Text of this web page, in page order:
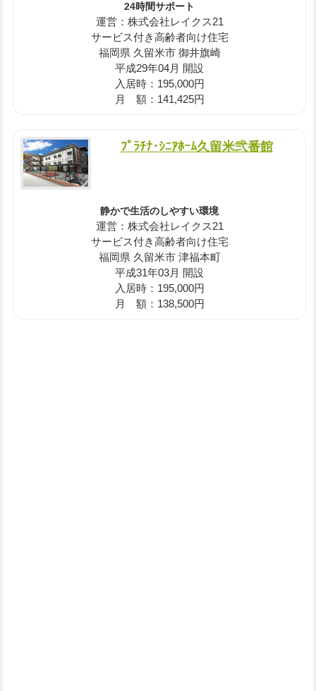
24時間サポート
運営：株式会社レイクス21
サービス付き高齢者向け住宅
福岡県 久留米市 御井旗崎
平成29年04月 開設
入居時：195,000円
月 額：141,425円
ﾌﾟﾗﾁﾅ･ｼﾆｱﾎｰﾑ久留米弐番館
静かで生活のしやすい環境
運営：株式会社レイクス21
サービス付き高齢者向け住宅
福岡県 久留米市 津福本町
平成31年03月 開設
入居時：195,000円
月 額：138,500円